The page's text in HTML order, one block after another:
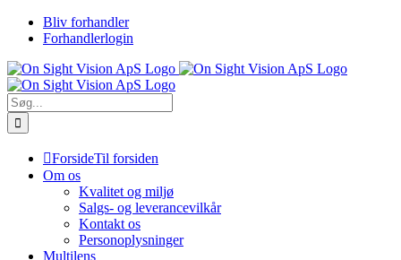
Skip
Bliv forhandler
Forhandlerlogin
Søg
efter:
ForsideTil forsiden
Om os
Kvalitet og miljø
Salgs- og leverancevilkår
Kontakt os
Personoplysninger
Multilens